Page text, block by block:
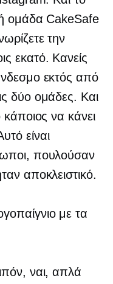
ομάδα CakeSafe
την
εκατό. Κανείς
εκτός από
δύο ομάδες. Και
κάποιος να κάνει
είναι
πουλούσαν
αποκλειστικό.
με τα
ναι, απλά